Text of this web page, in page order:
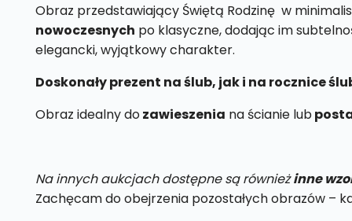
Obraz przedstawiający Świętą Rodzinę w
nowoczesnych po klasyczne, dodając im
elegancki, wyjątkowy charakter.
Doskonały prezent na ślub, jak i na rocznice
Obraz idealny dozawieszenia na ścianie lub
Na innych aukcjach dostępne są równieżinne
Zachęcam do obejrzenia pozostałych obrazów –